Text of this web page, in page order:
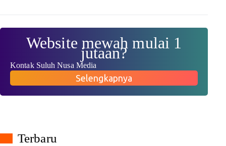
Website mewah mulai 1
jutaan?
Kontak Suluh Nusa Media
Selengkapnya
Terbaru